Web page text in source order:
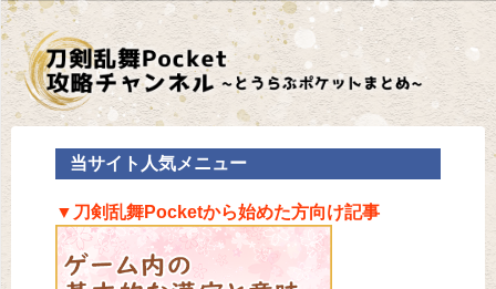
当サイト人気メニュー
▼刀剣乱舞Pocketから始めた方向け記事